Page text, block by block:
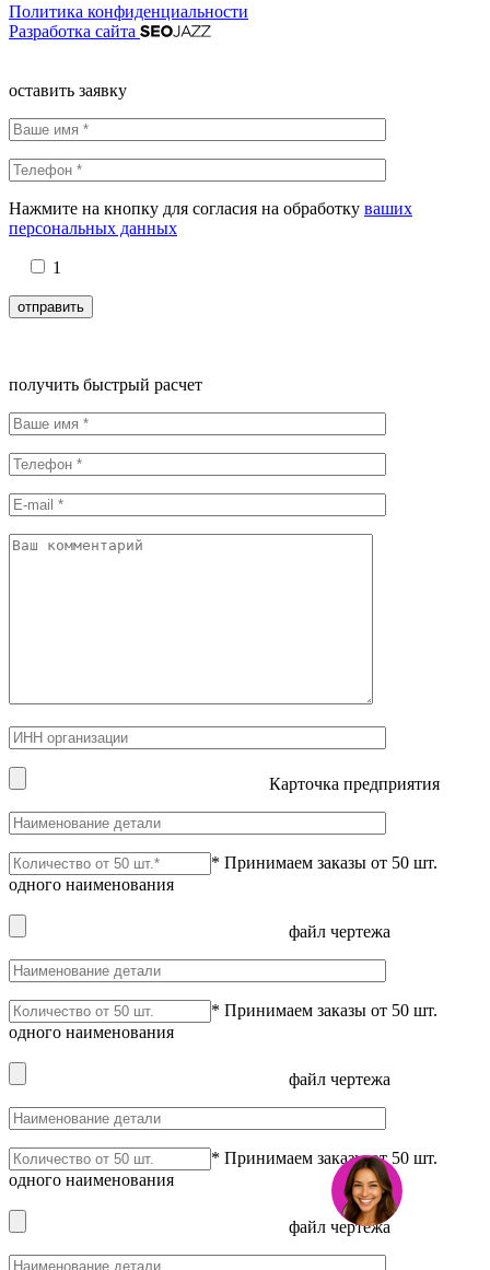
Политика конфиденциальности
Разработка сайта
оставить заявку
Нажмите на кнопку для согласия на обработку ваших
персональных данных
1
получить быстрый расчет
Карточка предприятия
* Принимаем заказы от 50 шт.
одного наименования
файл чертежа
* Принимаем заказы от 50 шт.
одного наименования
файл чертежа
* Принимаем заказы от 50 шт.
одного наименования
файл чертежа